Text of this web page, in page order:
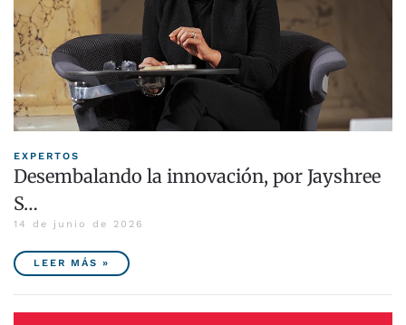
EXPERTOS
Desembalando la innovación, por Jayshree
S…
14 de junio de 2026
LEER MÁS »